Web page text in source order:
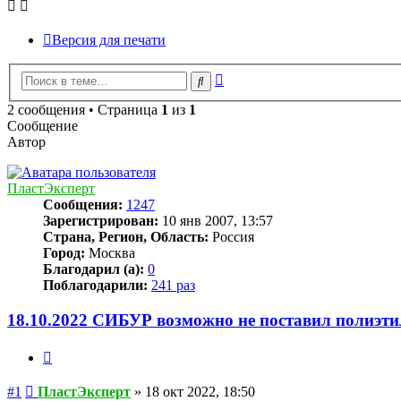
Версия для печати
Поиск
2 сообщения • Страница 1 из 1
Сообщение
Автор
ПластЭксперт
Сообщения: 1247
Зарегистрирован: 10 янв 2007, 13:57
Страна, Регион, Область: Россия
Город: Москва
Благодарил (а): 0
Поблагодарили: 241 раз
18.10.2022 СИБУР возможно не поставил
#1 Сообщение
ПластЭксперт » 18 окт 2022, 18:50